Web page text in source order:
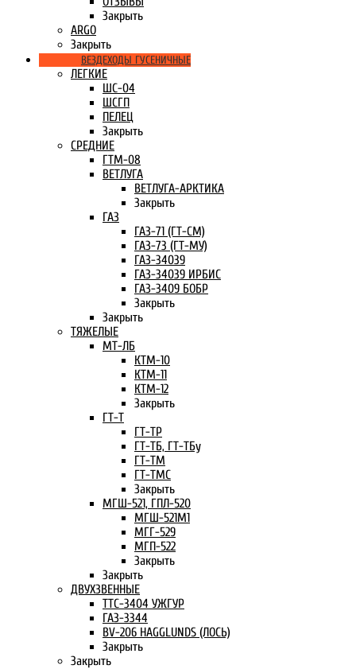
Закрыть
ARGO
Закрыть
ВЕЗДЕХОДЫ ГУСЕНИЧНЫЕ
ЛЕГКИЕ
ШС-04
ШСГП
ПЕЛЕЦ
Закрыть
СРЕДНИЕ
ГТМ-08
ВЕТЛУГА
ВЕТЛУГА-АРКТИКА
Закрыть
ГАЗ
ГАЗ-71 (ГТ-СМ)
ГАЗ-73 (ГТ-МУ)
ГАЗ-34039
ГАЗ-34039 ИРБИС
ГАЗ-3409 БОБР
Закрыть
Закрыть
ТЯЖЕЛЫЕ
МТ-ЛБ
КТМ-10
КТМ-11
КТМ-12
Закрыть
ГТ-Т
ГТ-ТР
ГТ-ТБ, ГТ-ТБу
ГТ-ТМ
ГТ-ТМС
Закрыть
МГШ-521, ГПЛ-520
МГШ-521М1
МГГ-529
МГП-522
Закрыть
Закрыть
ДВУХЗВЕННЫЕ
ТТС-3404 УЖГУР
ГАЗ-3344
BV-206 HAGGLUNDS (ЛОСЬ)
Закрыть
Закрыть